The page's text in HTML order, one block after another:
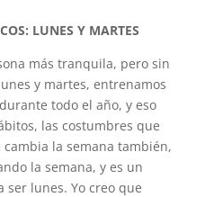
LUNES Y MARTES
más tranquila, pero sin
y martes, entrenamos
todo el año, y eso
las costumbres que
la semana también,
la semana, y es un
ser lunes. Yo creo que